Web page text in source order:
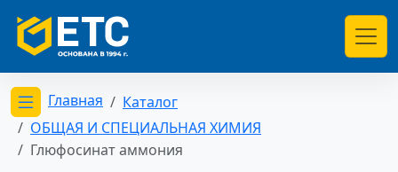
Открыть меню категорий
Главная
Каталог
ОБЩАЯ И СПЕЦИАЛЬНАЯ ХИМИЯ
Глюфосинат аммония